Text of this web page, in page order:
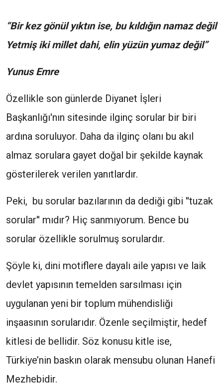
“Bir kez gönül yıktın ise, bu kıldığın namaz değil
Yetmiş iki millet dahi, elin yüzün yumaz değil”
Yunus Emre
Özellikle son günlerde Diyanet İşleri
Başkanlığı'nın sitesinde ilginç sorular bir biri
ardına soruluyor. Daha da ilginç olanı bu akıl
almaz sorulara gayet doğal bir şekilde kaynak
gösterilerek verilen yanıtlardır.
Peki, bu sorular bazılarının da dediği gibi ''tuzak
sorular'' mıdır? Hiç sanmıyorum. Bence bu
sorular özellikle sorulmuş sorulardır.
Şöyle ki, dini motiflere dayalı aile yapısı ve laik
devlet yapısının temelden sarsılması için
uygulanan yeni bir toplum mühendisliği
inşaasının sorularıdır. Özenle seçilmiştir, hedef
kitlesi de bellidir. Söz konusu kitle ise,
Türkiye’nin baskın olarak mensubu olunan Hanefi
Mezhebidir.